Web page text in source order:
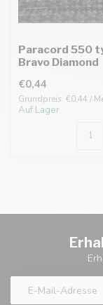
Paracord 550
Bravo Diamond
€0,44
Grundpreis: €0,44 /
Auf Lager